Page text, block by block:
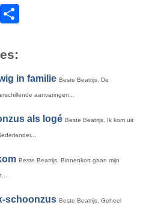
PrintFriendly
in familie Beste Beatrijs, De
aanvaringen...
als logé Beste Beatrijs, Ik kom uit
Beste Beatrijs, Binnenkort gaan mijn
schoonzus Beste Beatrijs, Geheel